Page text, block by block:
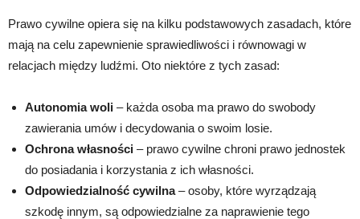
Prawo cywilne opiera się na kilku podstawowych zasadach, które
mają na celu zapewnienie sprawiedliwości i równowagi w
relacjach między ludźmi. Oto niektóre z tych zasad:
Autonomia woli – każda osoba ma prawo do swobody
zawierania umów i decydowania o swoim losie.
Ochrona własności – prawo cywilne chroni prawo jednostek
do posiadania i korzystania z ich własności.
Odpowiedzialność cywilna– osoby, które wyrządzają
szkodę innym, są odpowiedzialne za naprawienie tego